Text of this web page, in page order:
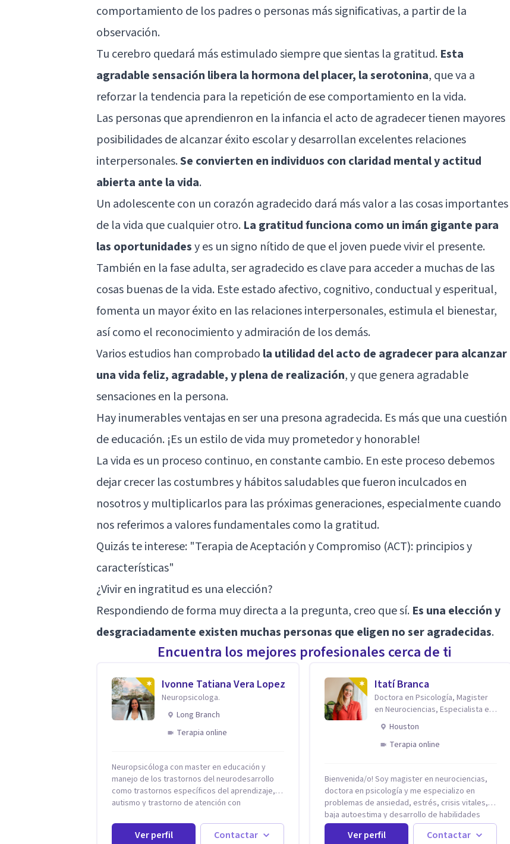
comportamiento de los padres o personas más significativas, a partir de la
observación.
Tu cerebro quedará más estimulado siempre que sientas la gratitud. Esta
agradable sensación libera la hormona del placer, la serotonina, que va a
reforzar la tendencia para la repetición de ese comportamiento en la vida.
Las personas que aprendienron en la infancia el acto de agradecer tienen mayores
posibilidades de alcanzar éxito escolar y desarrollan excelentes relaciones
interpersonales.Se convierten en individuos con claridad mental y actitud
abierta ante la vida.
Un adolescente con un corazón agradecido dará más valor a las cosas importantes
de la vida que cualquier otro. La gratitud funciona como un imán gigante para
las oportunidadesy es un signo nítido de que el joven puede vivir el presente.
También en la fase adulta, ser agradecido es clave para acceder a muchas de las
cosas buenas de la vida. Este estado afectivo, cognitivo, conductual y esperitual,
fomenta un mayor éxito en las relaciones interpersonales, estimula el bienestar,
así como el reconocimiento y admiración de los demás.
Varios estudios han comprobado la utilidad del acto de agradecer para alcanzar
una vida feliz, agradable, y plena de realización, y que genera agradable
sensaciones en la persona.
Hay inumerables ventajas en ser una presona agradecida. Es más que una cuestión
de educación. ¡Es un estilo de vida muy prometedor y honorable!
La vida es un proceso continuo, en constante cambio. En este proceso debemos
dejar crecer las costumbres y hábitos saludables que fueron inculcados en
nosotros y multiplicarlos para las próximas generaciones, especialmente cuando
nos referimos a valores fundamentales como la gratitud.
Quizás te interese: "Terapia de Aceptación y Compromiso (ACT): principios y
características"
¿Vivir en ingratitud es una elección?
Respondiendo de forma muy directa a la pregunta, creo que sí. Es una elección y
desgraciadamente existen muchas personas que eligen no ser agradecidas.
Encuentra los mejores profesionales cerca de ti
Ivonne Tatiana Vera Lopez
Neuropsicologa.
Long Branch
Terapia online
Neuropsicóloga con master en educación y
manejo de los trastornos del neurodesarrollo
como trastornos específicos del aprendizaje,
autismo y trastorno de atención con
manejo de la depresión, ansiedad y demás
conflictos de la dimensión Psicológica. Más allá
Ver perfil Contactar
Itatí Branca
Doctora en Psicología, Magister
en Neurociencias, Especialista en
ansiedad y mindfulness
Houston
Terapia online
Bienvenida/o! Soy magister en neurociencias,
doctora en psicología y me especializo en
problemas de ansiedad, estrés, crisis vitales,
baja autoestima y desarrollo de habilidades
para el bienestar emocional (acompaño además
problemáticas como la desregulación
Ver perfil Contactar